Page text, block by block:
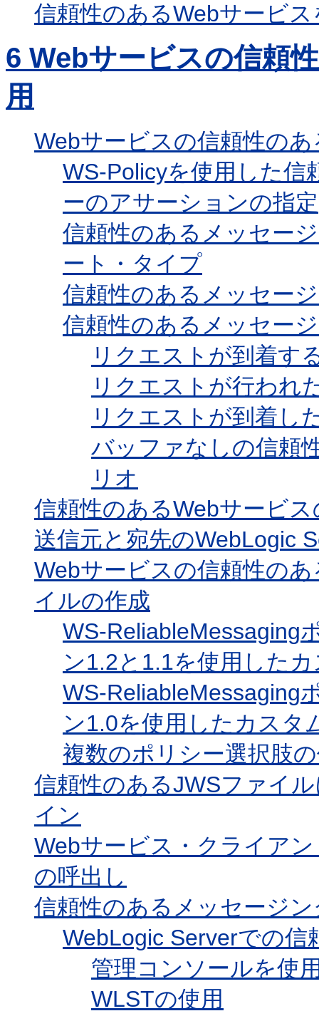
信頼性のあるWebサービ
6 Webサービスの信頼
用
Webサービスの信頼性の
WS-Policyを使用した
ーのアサーションの指定
信頼性のあるメッセー
ート・タイプ
信頼性のあるメッセー
信頼性のあるメッセー
リクエストが到着す
リクエストが行われ
リクエストが到着し
バッファなしの信頼
リオ
信頼性のあるWebサービ
送信元と宛先のWebLogic
Webサービスの信頼性の
イルの作成
WS-ReliableMessaging
ン1.2と1.1を使用した
WS-ReliableMessaging
ン1.0を使用したカスタ
複数のポリシー選択肢
信頼性のあるJWSファイ
イン
Webサービス・クライア
の呼出し
信頼性のあるメッセージ
WebLogic Serverでの
管理コンソールを使
WLSTの使用